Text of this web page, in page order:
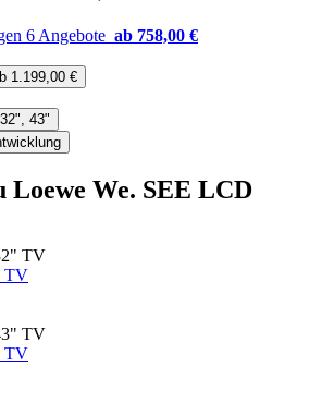
6 Angebote ab 758,00 €
1.199,00 €
43"
Loewe We. SEE LCD
TV
TV